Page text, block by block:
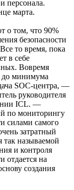
персонала.
марта.
о том, что 90%
безопасности
то время, пока
в себе
Вовремя
до минимума
SOC-центра, —
руководителя
ICL. —
по мониторингу
силами самого
затратный
так называемой
и контроля
отдается на
создания